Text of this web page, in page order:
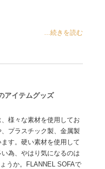
...続きを読む
アイテムグッズ
、様々な素材を使用してお
、プラスチック製、金属製
す。硬い素材を使用して
為、やはり気になるのは
うか。FLANNEL SOFAで